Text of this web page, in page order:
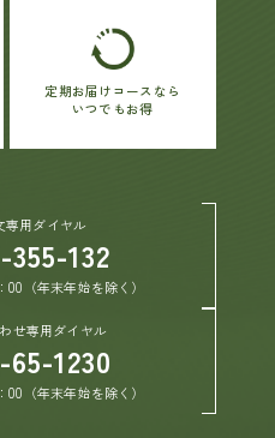
定期お届けコースなら
いつでもお得
専用ダイヤル
355-132
00（年末年始を除く）
せ専用ダイヤル
65-1230
00（年末年始を除く）